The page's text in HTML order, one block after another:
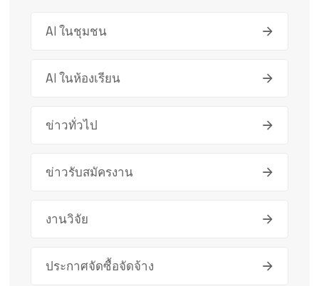
AI ในชุมชน
AI ในห้องเรียน
ข่าวทั่วไป
ข่าวรับสมัครงาน
งานวิจัย
ประกาศจัดซื้อจัดจ้าง